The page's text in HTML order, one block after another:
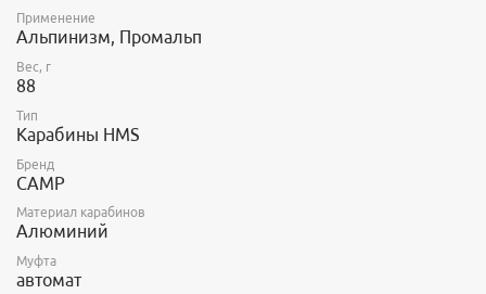
Применение
Альпинизм, Промальп
Вес, г
88
Тип
Карабины HMS
Бренд
CAMP
Материал карабинов
Алюминий
Муфта
автомат